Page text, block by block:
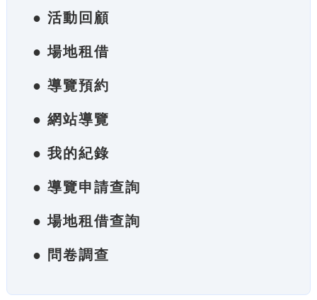
● 活動回顧
● 場地租借
● 導覽預約
● 網站導覽
● 我的紀錄
● 導覽申請查詢
● 場地租借查詢
● 問卷調查